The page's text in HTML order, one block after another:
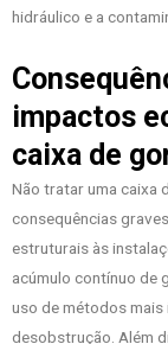
hidráulico e a
impactos
caixa de
Não tratar uma caixa
consequências
estruturais às
acúmulo contínuo de
uso de métodos
desobstrução. Além